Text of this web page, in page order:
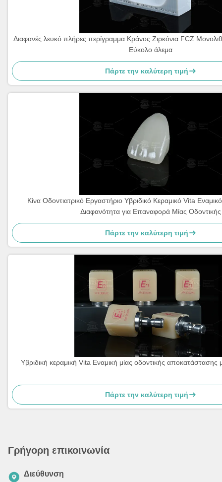
Διαφανές λευκό πλήρες περίγραμμα Κράνος Ζιρκόνια FCZ
Εύκολο άλεμα
Πάρτε την καλύτερη τιμή
Κίνα Οδοντιατρικό Εργαστήριο Υβριδικό Κεραμικό Vita
Διαφανότητα για Επαναφορά Μίας Οδοντικής
Πάρτε την καλύτερη τιμή
Υβριδική κεραμική Vita Εναμική μίας οδοντικής αποκατάστασης
Πάρτε την καλύτερη τιμή
Γρήγορη επικοινωνία
Διεύθυνση